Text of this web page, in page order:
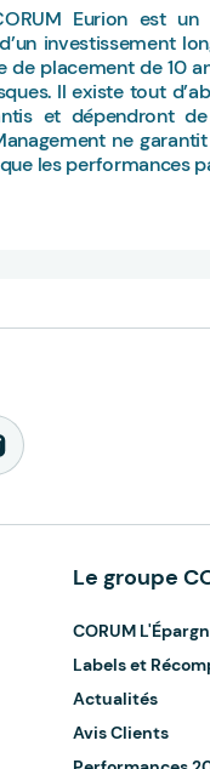
Eurion est
investissement
placement de 10
Il existe tout
et dépendront
ne
les performances
Le groupe
CORUM
Labels et
Actualités
Avis Clients